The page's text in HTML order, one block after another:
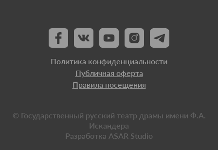
Политика конфиденциальности
Публичная оферта
Правила посещения
© Государственный русский театр драмы имени Ф.А.
Искандера
Разработка ASAR Studio